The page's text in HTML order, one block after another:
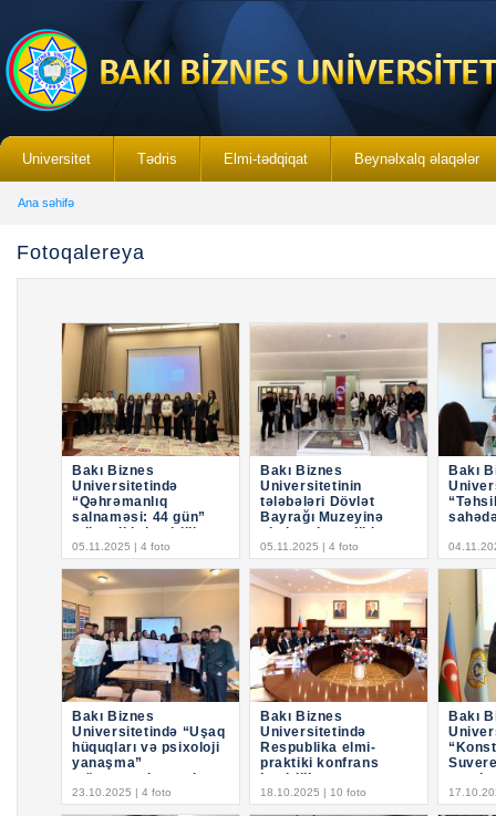
Universitet Tədris Elmi-tədqiqat Beynəlxalq əlaqələr
Ana səhifə
Fotoqalereya
Bakı Biznes
Universitetində
“Qəhrəmanlıq
salnaməsi: 44 gün”
adlı tədbir keçirilib
05.11.2025 | 4 foto
Bakı Biznes
Universitetinin
tələbələri Dövlət
Bayrağı Muzeyinə
ekskursiya ediblər
05.11.2025 | 4 foto
Bakı
Bakı Biznes
Universitetində “Uşaq
hüquqları və psixoloji
yanaşma”
mövzusunda seminar
keçirilib
23.10.2025 | 4 foto
Bakı Biznes
Universitetində
Respublika elmi-
praktiki konfrans
keçirilib
18.10.2025 | 10 foto
Bakı